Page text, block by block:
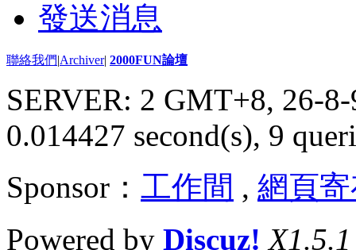
發送消息
聯絡我們|Archiver| 2000FUN論壇
SERVER: 2 GMT+8, 26-
0.014427 second(s), 9
Sponsor： 工作間 , 網頁
Powered by Discuz! X1.5.1